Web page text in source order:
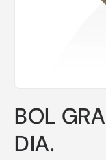
multimedia
1
en
una
ventana
BOL
DIA.